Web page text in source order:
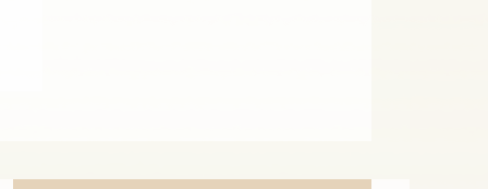
Previous
Previous
NextNext